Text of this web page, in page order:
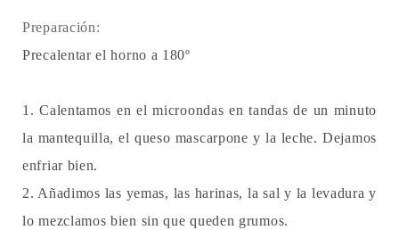
Preparación:
Precalentar el horno a 180º
1. Calentamos en el microondas en tandas de un minuto
la mantequilla, el queso mascarpone y la leche. Dejamos
enfriar bien.
2. Añadimos las yemas, las harinas, la sal y la levadura y
lo mezclamos bien sin que queden grumos.